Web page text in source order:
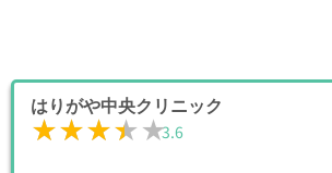
はりがや中央クリニック
★★★★★
★★★★★3.6